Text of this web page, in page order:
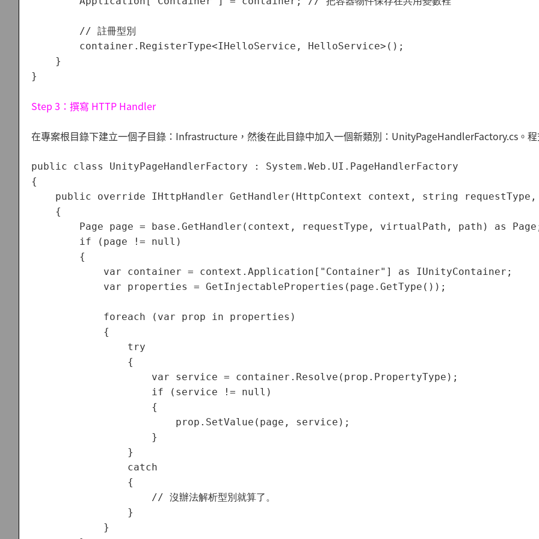
        // 註冊型別
        container.RegisterType<IHelloService, HelloService>();
    }
Step 3：撰寫 HTTP Handler
在專案根目錄下建立一個子目錄：Infrastructure，然後在此目錄中加入一個新類別：UnityPageHandlerFactory.cs。程
public class UnityPageHandlerFactory : System.Web.UI.PageHandlerFactory
{
public override IHttpHandler GetHandler(HttpContext context, string requestType,
    {
Page page = base.GetHandler(context, requestType, virtualPath, path) as
        if (page != null)
        {
            var container = context.Application["Container"] as IUnityContainer;
            var properties = GetInjectableProperties(page.GetType());
            foreach (var prop in properties)
            {
                try
                {
                    var service = container.Resolve(prop.PropertyType);
                    if (service != null)
                    {
                        prop.SetValue(page, service);
                    }
                }
                catch
                {
                    // 沒辦法解析型別就算了。
                }
            }